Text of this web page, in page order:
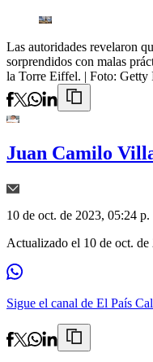
Las autoridades revelaron
sorprendidos con malas
la Torre Eiffel. | Foto: Getty
Juan Camilo
10 de oct. de 2023, 05:24 p.
Actualizado el 10 de oct.
Sigue el canal de El País